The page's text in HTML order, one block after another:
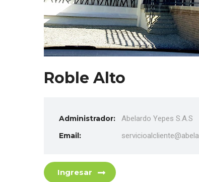
Roble Alto
Administrador: Abelardo Yepes S.A.S
Email:
Ingresar